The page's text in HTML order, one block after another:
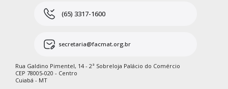
(65) 3317-1600
secretaria@facmat.org.br
Rua Galdino Pimentel, 14 - 2ª Sobreloja Palácio do Comércio
CEP 78005-020 - Centro
Cuiabá - MT